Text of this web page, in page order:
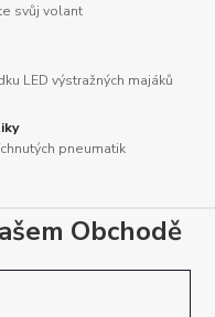
svůj volant
LED výstražných majáků
pneumatik
Obchodě